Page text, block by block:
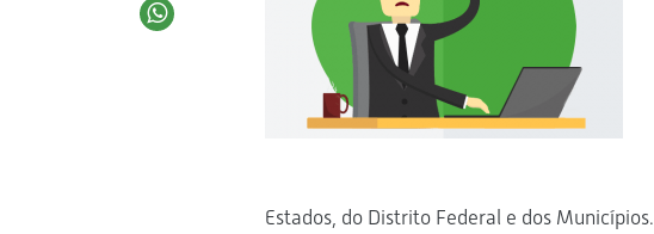
Estados, do Distrito Federal e dos Municípios.